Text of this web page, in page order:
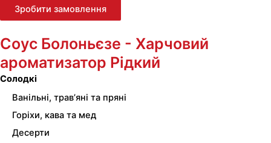
Зробити замовлення
Соус Болоньєзе - Харчовий
ароматизатор Рідкий
Солодкі
Ванільні, трав’яні та пряні
Горіхи, кава та мед
Десерти